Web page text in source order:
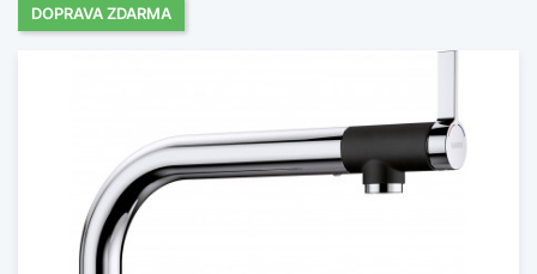
DOPRAVA ZDARMA